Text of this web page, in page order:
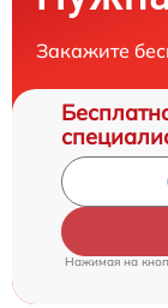
Закажите
Нажимая на